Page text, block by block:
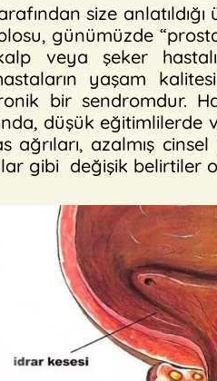
size
günümüzde
veya şeker
yaşam
bir sendromdur.
düşük
ağrıları, azalmış
gibi değişik belirtiler